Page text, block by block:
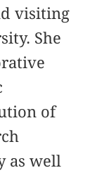
visiting
She
of
as well